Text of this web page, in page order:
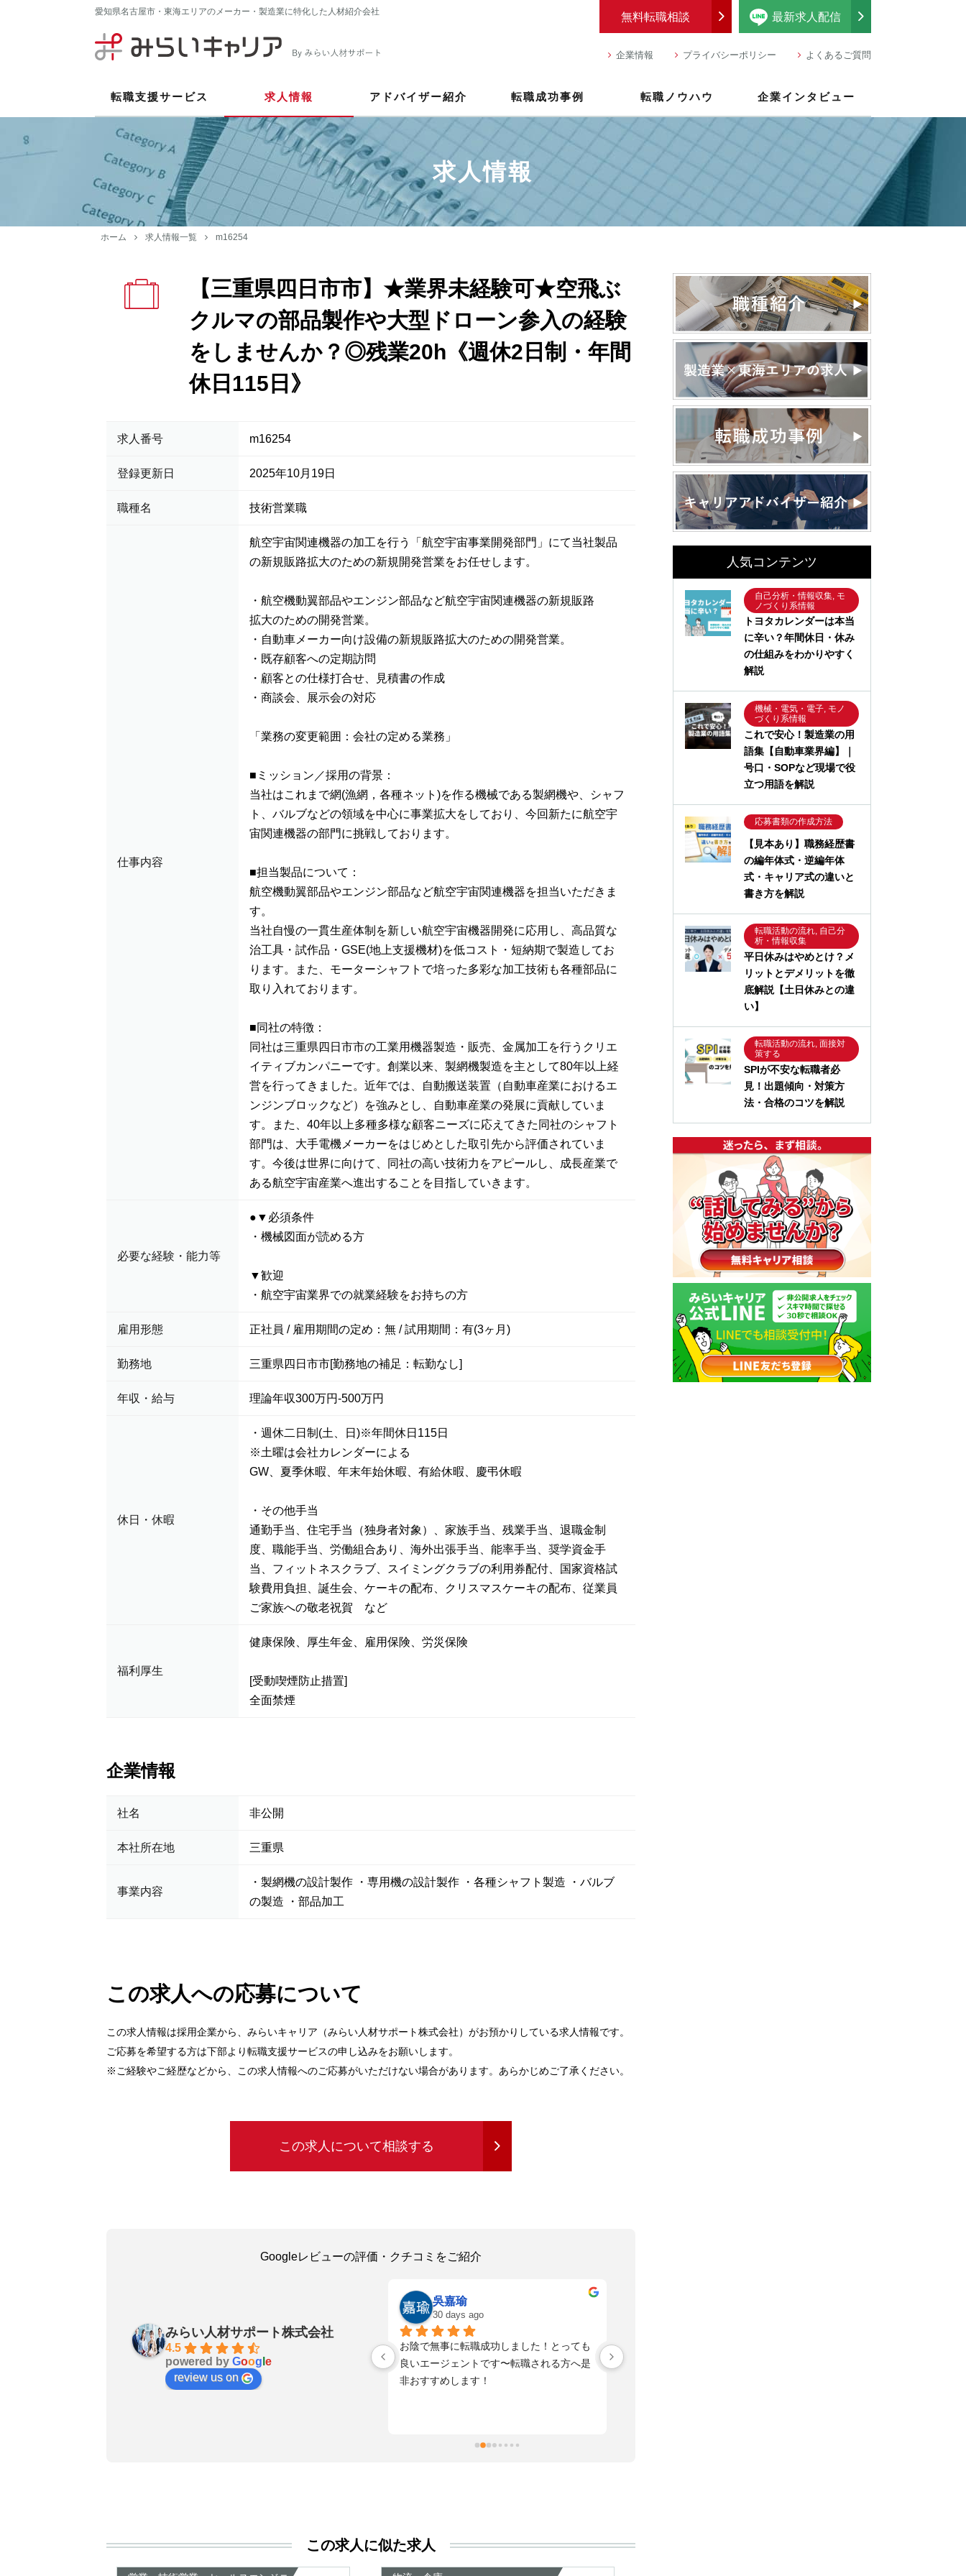
愛知県名古屋市・東海エリアのメーカー・製造業に特化した人材紹介会社 最新求人配信
無料転職相談
企業情報 プライバシーポリシー よくあるご質問
転職支援サービス 求人情報 アドバイザー紹介 転職成功事例 転職ノウハウ 企業インタビュー
求人情報
ホーム 求人情報一覧 m16254
【三重県四日市市】★業界未経験可★空飛ぶ
クルマの部品製作や大型ドローン参入の経験
をしませんか？◎残業20h《週休2日制・年間
休日115日》
求人番号 m16254
登録更新日 2025年10月19日
職種名 技術営業職
仕事内容
航空宇宙関連機器の加工を行う「航空宇宙事業開発部門」にて当社製品
の新規販路拡大のための新規開発営業をお任せします。
・航空機動翼部品やエンジン部品など航空宇宙関連機器の新規販路
拡大のための開発営業。
・自動車メーカー向け設備の新規販路拡大のための開発営業。
・既存顧客への定期訪問
・顧客との仕様打合せ、見積書の作成
・商談会、展示会の対応
「業務の変更範囲：会社の定める業務」
■ミッション／採用の背景：
当社はこれまで網(漁網，各種ネット)を作る機械である製網機や、シャフ
ト、バルブなどの領域を中心に事業拡大をしており、今回新たに航空宇
宙関連機器の部門に挑戦しております。
■担当製品について：
航空機動翼部品やエンジン部品など航空宇宙関連機器を担当いただきま
す。
当社自慢の一貫生産体制を新しい航空宇宙機器開発に応用し、高品質な
治工具・試作品・GSE(地上支援機材)を低コスト・短納期で製造してお
ります。また、モーターシャフトで培った多彩な加工技術も各種部品に
取り入れております。
■同社の特徴：
同社は三重県四日市市の工業用機器製造・販売、金属加工を行うクリエ
イティブカンパニーです。創業以来、製網機製造を主として80年以上経
営を行ってきました。近年では、自動搬送装置（自動車産業におけるエ
ンジンブロックなど）を強みとし、自動車産業の発展に貢献していま
す。また、40年以上多種多様な顧客ニーズに応えてきた同社のシャフト
部門は、大手電機メーカーをはじめとした取引先から評価されていま
す。今後は世界に向けて、同社の高い技術力をアピールし、成長産業で
ある航空宇宙産業へ進出することを目指していきます。
必要な経験・能力等
●▼必須条件
・機械図面が読める方
▼歓迎
・航空宇宙業界での就業経験をお持ちの方
雇用形態 正社員 / 雇用期間の定め：無 / 試用期間：有(3ヶ月)
勤務地 三重県四日市市[勤務地の補足：転勤なし]
年収・給与 理論年収300万円-500万円
休日・休暇
・週休二日制(土、日)※年間休日115日
※土曜は会社カレンダーによる
GW、夏季休暇、年末年始休暇、有給休暇、慶弔休暇
・その他手当
通勤手当、住宅手当（独身者対象）、家族手当、残業手当、退職金制
度、職能手当、労働組合あり、海外出張手当、能率手当、奨学資金手
当、フィットネスクラブ、スイミングクラブの利用券配付、国家資格試
験費用負担、誕生会、ケーキの配布、クリスマスケーキの配布、従業員
ご家族への敬老祝賀 など
福利厚生
健康保険、厚生年金、雇用保険、労災保険
[受動喫煙防止措置]
全面禁煙
企業情報
社名 非公開
本社所在地 三重県
事業内容
・製網機の設計製作 ・専用機の設計製作 ・各種シャフト製造 ・バルブ
の製造 ・部品加工
この求人への応募について
この求人情報は採用企業から、みらいキャリア（みらい人材サポート株式会社）がお預かりしている求人情報です。
ご応募を希望する方は下部より転職支援サービスの申し込みをお願いします。
※ご経験やご経歴などから、この求人情報へのご応募がいただけない場合があります。あらかじめご了承ください。
この求人について相談する
Googleレビューの評価・クチコミをご紹介
みらい人材サポート株式会社
4.5
powered byGoog le
review us on
お陰で無事に転職成功しました！とっても
良いエージェントです〜転職される方へ是
非おすすめします！
ゆうた
a month ago
寄り添う形で話も、し易く
とてもスピード感もあり真摯に向き合って
頂き感謝しております。
この求人に似た求人
人気コンテンツ
自己分析・情報収集, モ
ノづくり系情報
トヨタカレンダーは本当
に辛い？年間休日・休み
の仕組みをわかりやすく
解説
機械・電気・電子, モノ
づくり系情報
これで安心！製造業の用
語集【自動車業界編】｜
号口・SOPなど現場で役
立つ用語を解説
応募書類の作成方法
【見本あり】職務経歴書
の編年体式・逆編年体
式・キャリア式の違いと
書き方を解説
転職活動の流れ, 自己分
析・情報収集
平日休みはやめとけ？メ
リットとデメリットを徹
底解説【土日休みとの違
い】
転職活動の流れ, 面接対
策する
SPIが不安な転職者必
見！出題傾向・対策方
法・合格のコツを解説